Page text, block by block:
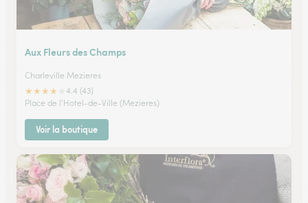
Aux Fleurs des Champs
Charleville Mezieres
★★★★
4.4 (43)
Place de l'Hotel-de-Ville (Mezieres)
Voir la boutique